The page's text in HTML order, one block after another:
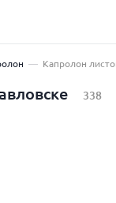
Капролон
338